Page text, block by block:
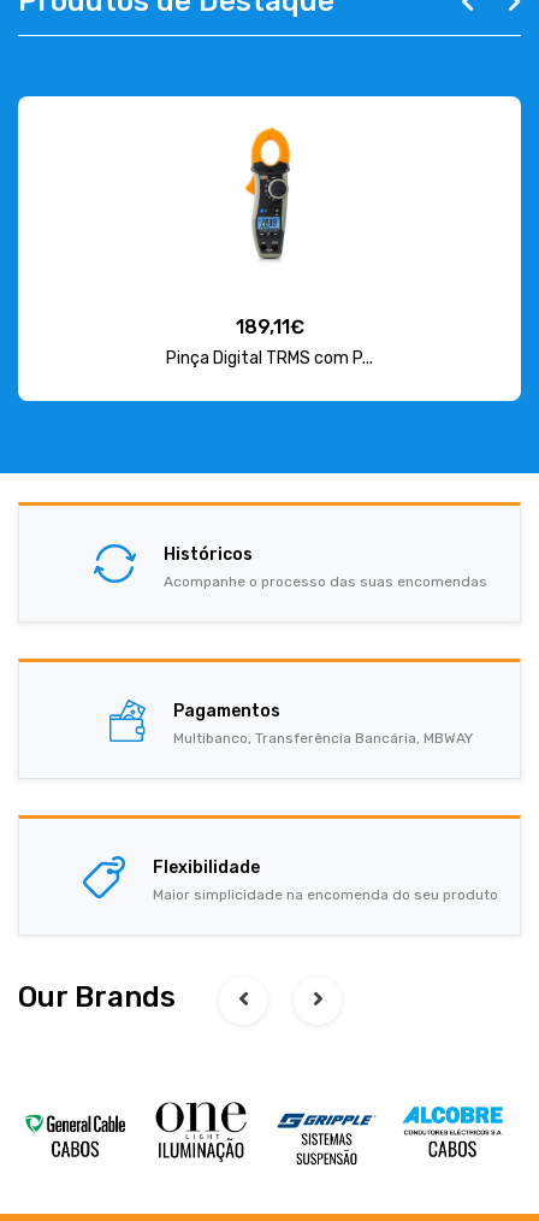
189,11€
Pinça Digital TRMS com P...
Históricos
Acompanhe o processo das suas encomendas
Pagamentos
Multibanco, Transferência Bancária, MBWAY
Flexibilidade
Maior simplicidade na encomenda do seu produto
Our Brands